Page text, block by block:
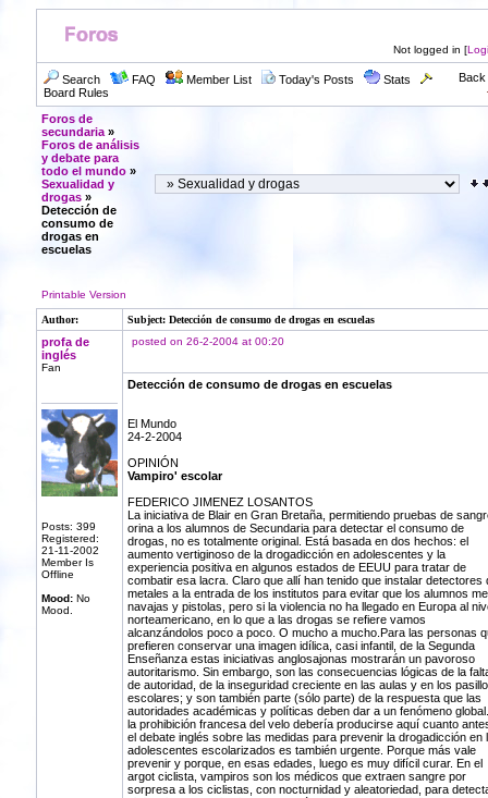
Not logged in [
Search FAQ Member List Today's Posts
Stats
Board Rules
Back
Foros de
secundaria»
Foros de análisis
y debate para
todo el mundo»
Sexualidad y
drogas»
Detección de
consumo de
drogas en
escuelas
Printable Version
Author: Subject: Detección de consumo de drogas en escuelas
profa de
inglés
Fan
Posts: 399
Registered:
21-11-2002
Member Is
Offline
Mood:No
Mood.
posted on 26-2-2004 at 00:20
Detección de consumo de drogas en escuelas
El Mundo
24-2-2004
OPINIÓN
Vampiro' escolar
FEDERICO JIMENEZ LOSANTOS
La iniciativa de Blair en Gran Bretaña, permitiendo pruebas de
orina a los alumnos de Secundaria para detectar el consumo de
drogas, no es totalmente original. Está basada en dos hechos: el
aumento vertiginoso de la drogadicción en adolescentes y la
experiencia positiva en algunos estados de EEUU para tratar de
combatir esa lacra. Claro que allí han tenido que instalar detectores
metales a la entrada de los institutos para evitar que los alumnos
navajas y pistolas, pero si la violencia no ha llegado en Europa al
norteamericano, en lo que a las drogas se refiere vamos
alcanzándolos poco a poco. O mucho a mucho.Para las personas
prefieren conservar una imagen idílica, casi infantil, de la Segunda
Enseñanza estas iniciativas anglosajonas mostrarán un pavoroso
autoritarismo. Sin embargo, son las consecuencias lógicas de la
de autoridad, de la inseguridad creciente en las aulas y en los
escolares; y son también parte (sólo parte) de la respuesta que las
autoridades académicas y políticas deben dar a un fenómeno
la prohibición francesa del velo debería producirse aquí cuanto
el debate inglés sobre las medidas para prevenir la drogadicción en
adolescentes escolarizados es también urgente. Porque más vale
prevenir y porque, en esas edades, luego es muy difícil curar. En el
argot ciclista, vampiros son los médicos que extraen sangre por
sorpresa a los ciclistas, con nocturnidad y aleatoriedad, para